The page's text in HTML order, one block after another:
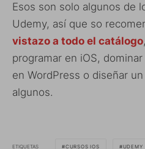
Esos son solo algunos de
Udemy, así que so
vistazo a todo el catálogo
programar en iOS,
en WordPress o diseñar
algunos.
ETIQUETAS CURSOS IOS UDEMY